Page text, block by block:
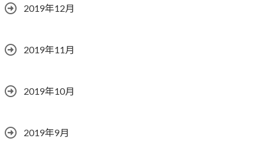
2019年12月
2019年11月
2019年10月
2019年9月